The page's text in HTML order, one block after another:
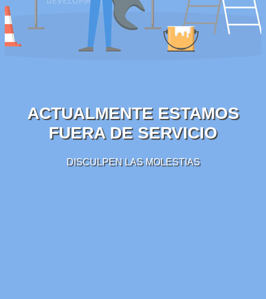
ACTUALMENTE ESTAMOS
FUERA DE SERVICIO
DISCULPEN LAS MOLESTIAS